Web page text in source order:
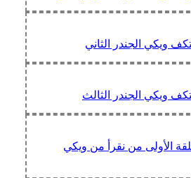
ويكي الجندر الثاني
ويكي الجندر الثالث
الأولى من نقرأ من ويكي